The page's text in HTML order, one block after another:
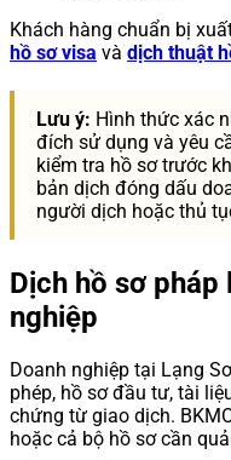
Khách hàng chuẩn bị
hồ sơ visa và dịch thuật
Lưu ý: Hình thức xác
đích sử dụng và yêu
kiểm tra hồ sơ trước
bản dịch đóng dấu
người dịch hoặc thủ
Dịch hồ sơ pháp
nghiệp
Doanh nghiệp tại Lạng
phép, hồ sơ đầu tư, tài
chứng từ giao dịch.
hoặc cả bộ hồ sơ cần